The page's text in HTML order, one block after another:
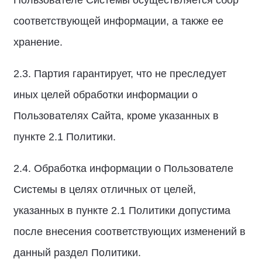
соответствующей информации, а также ее
хранение.
2.3. Партия гарантирует, что не преследует
иных целей обработки информации о
Пользователях Сайта, кроме указанных в
пункте 2.1 Политики.
2.4. Обработка информации о Пользователе
Системы в целях отличных от целей,
указанных в пункте 2.1 Политики допустима
после внесения соответствующих изменений в
данный раздел Политики.